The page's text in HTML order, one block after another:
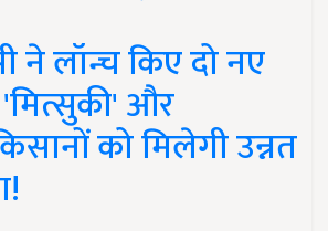
लॉन्च किए दो नए
'मित्सुकी' और
को मिलेगी उन्नत